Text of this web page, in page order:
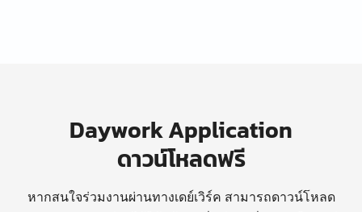
Daywork Application
ดาวน์โหลดฟรี
หากสนใจร่วมงานผ่านทางเดย์เวิร์ค สามารถดาวน์โหลด